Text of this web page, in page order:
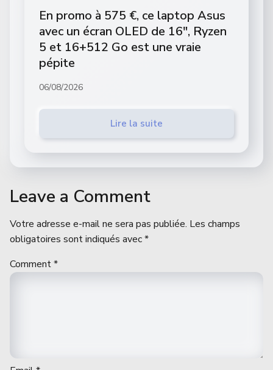
En promo à 575 €, ce laptop Asus
avec un écran OLED de 16″, Ryzen
5 et 16+512 Go est une vraie
pépite
06/08/2026
Lire la suite
Leave a Comment
Votre adresse e-mail ne sera pas publiée. Les champs
obligatoires sont indiqués avec*
Comment*